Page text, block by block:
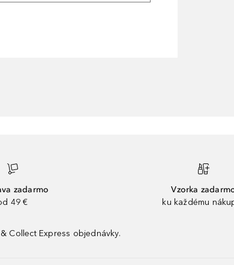
zadarmo
49 €
Vzorka
ku každému
Collect Express objednávky.